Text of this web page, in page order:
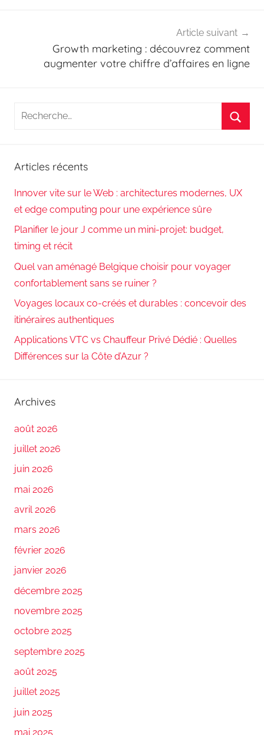
Article suivant
Growth marketing : découvrez comment
augmenter votre chiffre d’affaires en ligne
Recherche
Articles récents
Innover vite sur le Web : architectures modernes, UX
et edge computing pour une expérience sûre
Planifier le jour J comme un mini-projet: budget,
timing et récit
Quel van aménagé Belgique choisir pour voyager
confortablement sans se ruiner ?
Voyages locaux co-créés et durables : concevoir des
itinéraires authentiques
Applications VTC vs Chauffeur Privé Dédié : Quelles
Différences sur la Côte d’Azur ?
Archives
août 2026
juillet 2026
juin 2026
mai 2026
avril 2026
mars 2026
février 2026
janvier 2026
décembre 2025
novembre 2025
octobre 2025
septembre 2025
août 2025
juillet 2025
juin 2025
mai 2025